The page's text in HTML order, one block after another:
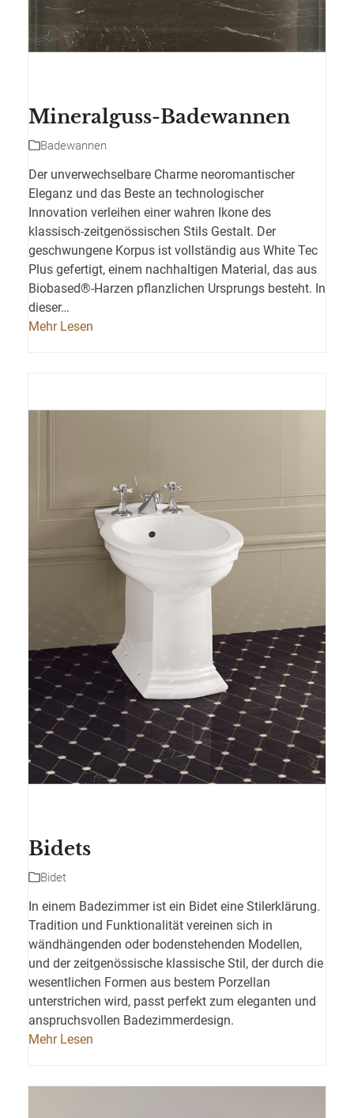
Mineralguss-Badewannen
Badewannen
Der unverwechselbare Charme neoromantischer
Eleganz und das Beste an technologischer
Innovation verleihen einer wahren Ikone des
klassisch-zeitgenössischen Stils Gestalt.‎ Der
geschwungene Korpus ist vollständig aus White Tec
Plus gefertigt, einem nachhaltigen Material, das aus
Biobased®-Harzen pflanzlichen Ursprungs besteht.‎ In
dieser…
Mehr Lesen
Bidets
Bidet
In einem Badezimmer ist ein Bidet eine Stilerklärung.
Tradition und Funktionalität vereinen sich in
wändhängenden oder bodenstehenden Modellen,
und der zeitgenössische klassische Stil, der durch die
wesentlichen Formen aus bestem Porzellan
unterstrichen wird, passt perfekt zum eleganten und
anspruchsvollen Badezimmerdesign.‎
Mehr Lesen